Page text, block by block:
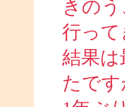
きの
行って
結果は
たで